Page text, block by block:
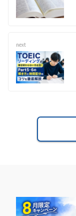
next